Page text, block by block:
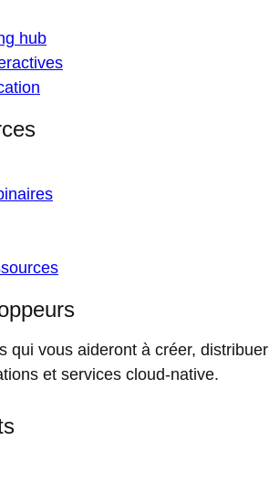
hub
qui vous aideront à créer, distribuer
et services cloud-native.